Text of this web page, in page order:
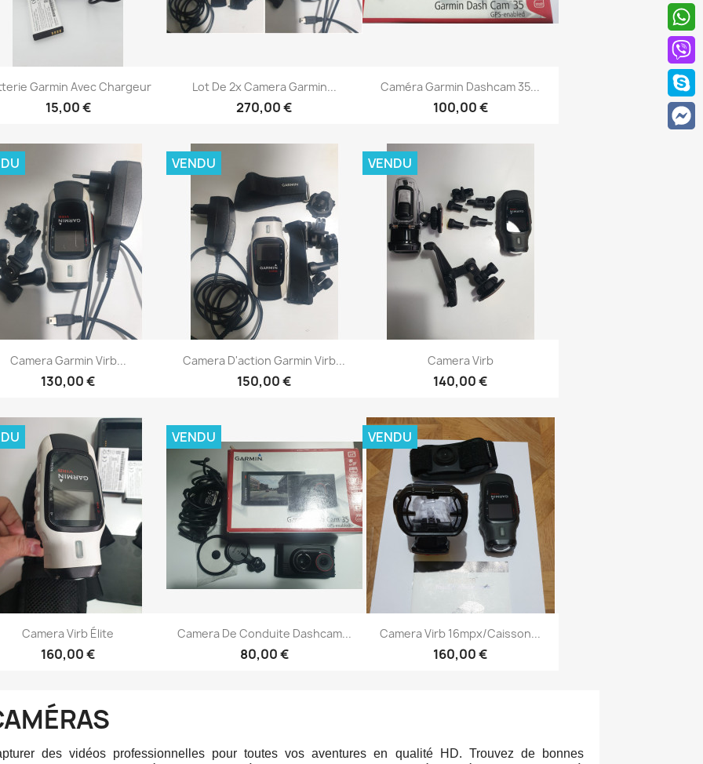
Aperçu rapide
Garmin Avec Chargeur
15,00 €
 Aperçu rapide
Lot De 2x Camera Garmin...
270,00 €
Aperçu rapide
Caméra Garmin Dashcam 35...
100,00 €
Aperçu rapide
Camera Garmin Virb...
130,00 €
Aperçu rapide
Camera D'action Garmin Virb...
150,00 €
VENDU
Aperçu rapide
Camera Virb
140,00 €
VENDU
Aperçu rapide
Camera Virb Élite
160,00 €
Aperçu rapide
Camera De Conduite Dashcam...
80,00 €
VENDU
Aperçu rapide
Camera Virb 16mpx/Caisson...
160,00 €
VENDU
des vidéos professionnelles pour toutes vos aventures en qualité HD. Trouvez de bonnes